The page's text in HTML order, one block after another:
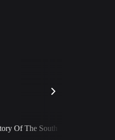
Of The South